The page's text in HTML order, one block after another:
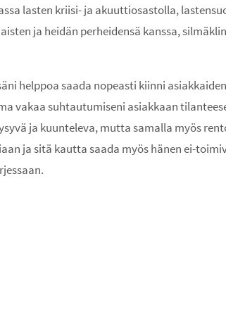
lasten kriisi- ja akuuttiosastolla,
ja heidän perheidensä kanssa,
helppoa saada nopeasti kiinni
vakaa suhtautumiseni asiakkaan
ja kuunteleva, mutta samalla myös
ja sitä kautta saada myös hänen ei-